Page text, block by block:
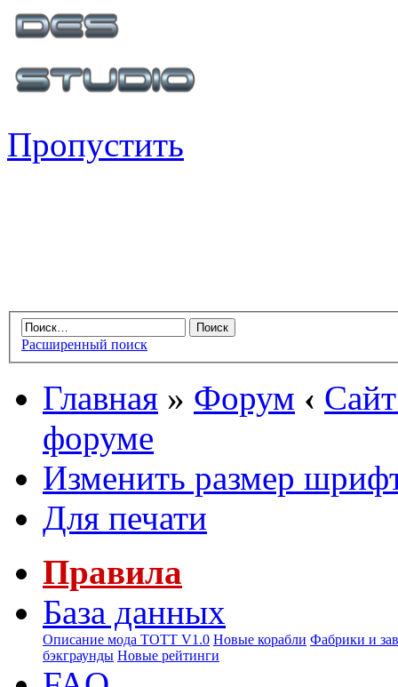
Пропустить
Расширенный поиск
Главная » Форум ‹
форуме
Изменить размер
Для печати
Правила
База данных
Описание мода ТОТТ V1.0 Новые корабли Фабрики и
бэкграунды Новые рейтинги